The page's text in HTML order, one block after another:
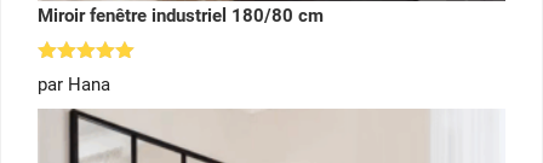
Miroir fenêtre industriel 180/80 cm
Note
sur 5
par Hana